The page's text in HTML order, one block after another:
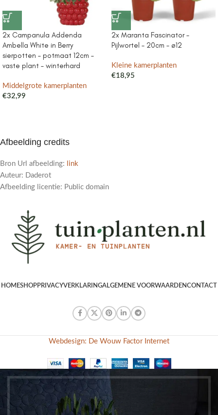
2x Campanula Addenda
Ambella White in Berry
sierpotten – potmaat 12cm –
vaste plant – winterhard
Middelgrote kamerplanten
€32,99
2x Maranta Fascinator –
Pijlwortel – 20cm – ø12
Kleine kamerplanten
€18,95
Afbeelding credits
Bron Url afbeelding:
link
Auteur: Daderot
Afbeelding licentie: Public domain
HOMESHOPPRIVACYVERKLARINGALGEMENE VOORWAARDENCONTACT
Webdesign: De Wouw Factor Internet